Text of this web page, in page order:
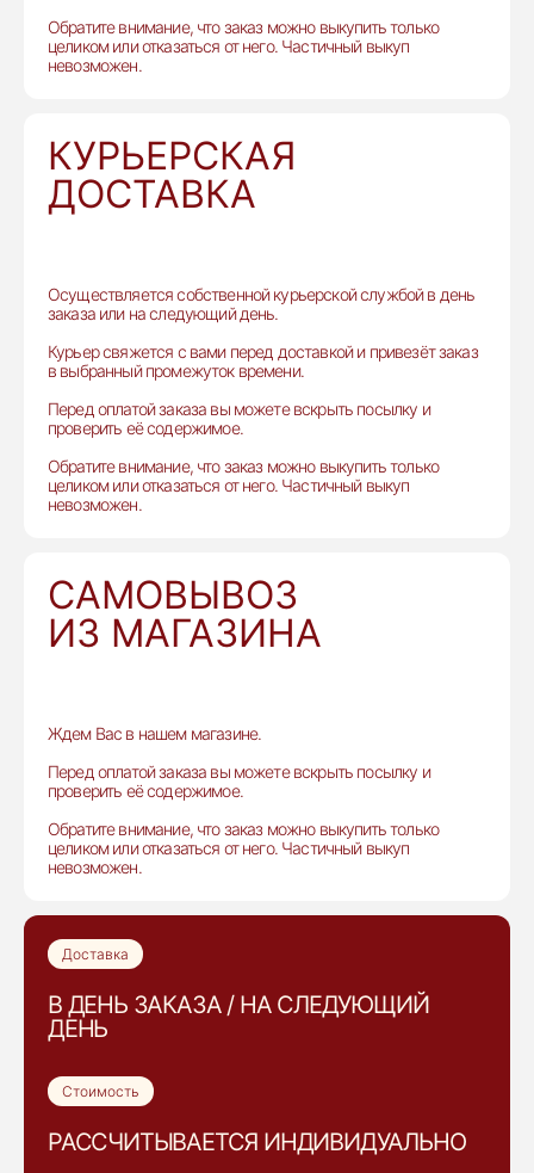
Обратите внимание, что заказ можно выкупить только
целиком или отказаться от него. Частичный выкуп
невозможен.
КУРЬЕРСКАЯ
ДОСТАВКА
Осуществляется собственной курьерской службой в день
заказа или на следующий день.
Курьер свяжется с вами перед доставкой и привезёт заказ
в выбранный промежуток времени.
Перед оплатой заказа вы можете вскрыть посылку и
проверить её содержимое.
Обратите внимание, что заказ можно выкупить только
целиком или отказаться от него. Частичный выкуп
невозможен.
САМОВЫВОЗ
ИЗ МАГАЗИНА
Ждем Вас в нашем магазине.
Перед оплатой заказа вы можете вскрыть посылку и
проверить её содержимое.
Обратите внимание, что заказ можно выкупить только
целиком или отказаться от него. Частичный выкуп
невозможен.
Доставка
В ДЕНЬ ЗАКАЗА / НА СЛЕДУЮЩИЙ
ДЕНЬ
Стоимость
РАССЧИТЫВАЕТСЯ ИНДИВИДУАЛЬНО